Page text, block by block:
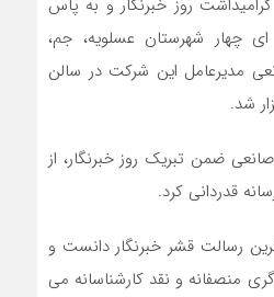
ای چهار شهرستان عسلویه، جم،
مدیرعامل این شرکت در سالن
شد.
ضمن تبریک روز خبرنگار، از
قدردانی کرد.
رسالت قشر خبرنگار دانست و
منصفانه و نقد کارشناسانه می